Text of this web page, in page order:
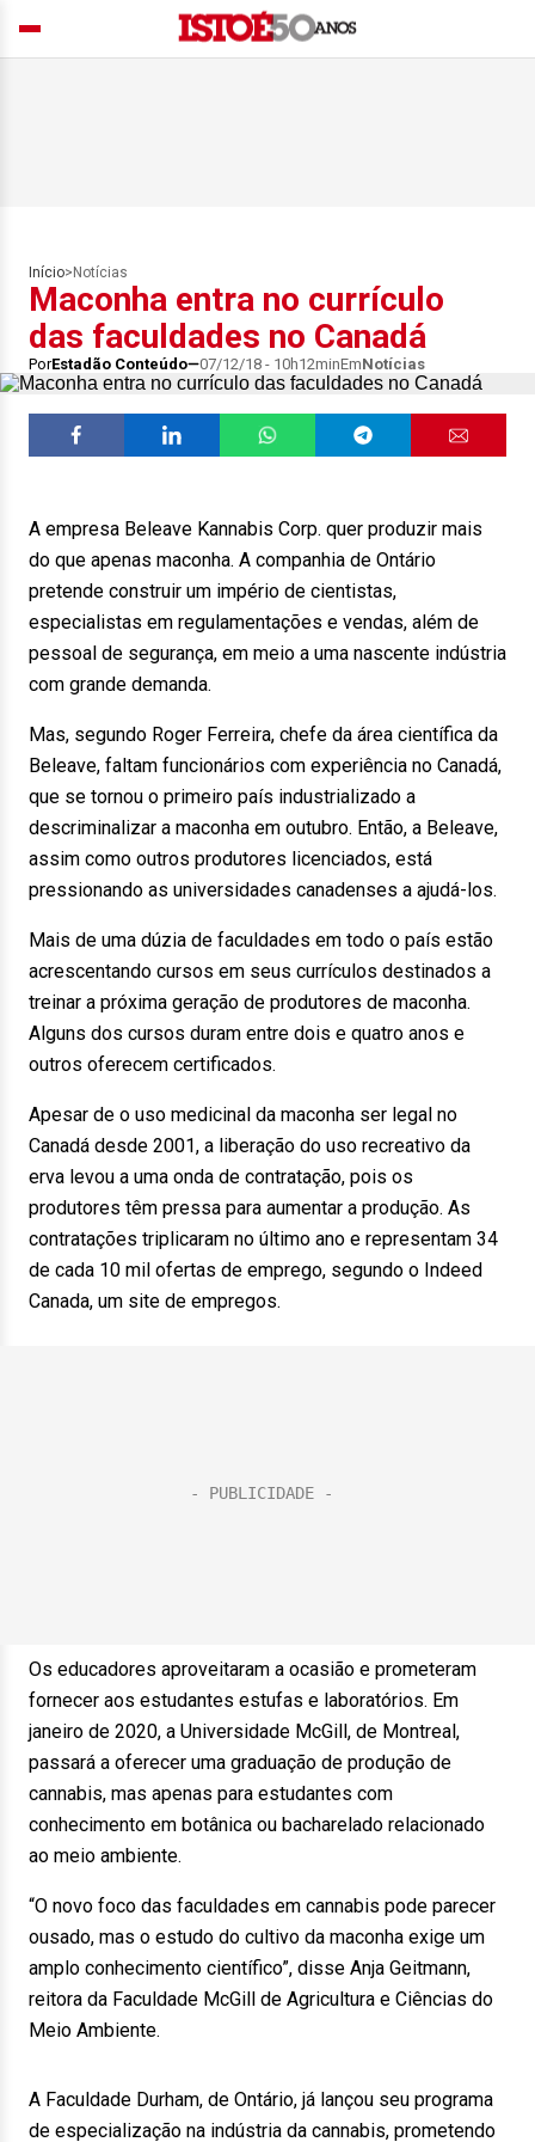
Início> Notícias
Maconha entra no currículo
das faculdades no Canadá
PorEstadão Conteúdo 07/12/18 - 10h12minEmNotícias
A empresa Beleave Kannabis Corp. quer produzir mais
do que apenas maconha. A companhia de Ontário
pretende construir um império de cientistas,
especialistas em regulamentações e vendas, além de
pessoal de segurança, em meio a uma nascente indústria
com grande demanda.
Mas, segundo Roger Ferreira, chefe da área científica da
Beleave, faltam funcionários com experiência no Canadá,
que se tornou o primeiro país industrializado a
descriminalizar a maconha em outubro. Então, a Beleave,
assim como outros produtores licenciados, está
pressionando as universidades canadenses a ajudá-los.
Mais de uma dúzia de faculdades em todo o país estão
acrescentando cursos em seus currículos destinados a
treinar a próxima geração de produtores de maconha.
Alguns dos cursos duram entre dois e quatro anos e
outros oferecem certificados.
Apesar de o uso medicinal da maconha ser legal no
Canadá desde 2001, a liberação do uso recreativo da
erva levou a uma onda de contratação, pois os
produtores têm pressa para aumentar a produção. As
contratações triplicaram no último ano e representam 34
de cada 10 mil ofertas de emprego, segundo o Indeed
Canada, um site de empregos.
Os educadores aproveitaram a ocasião e prometeram
fornecer aos estudantes estufas e laboratórios. Em
janeiro de 2020, a Universidade McGill, de Montreal,
passará a oferecer uma graduação de produção de
cannabis, mas apenas para estudantes com
conhecimento em botânica ou bacharelado relacionado
ao meio ambiente.
“O novo foco das faculdades em cannabis pode parecer
ousado, mas o estudo do cultivo da maconha exige um
amplo conhecimento científico”, disse Anja Geitmann,
reitora da Faculdade McGill de Agricultura e Ciências do
Meio Ambiente.
A Faculdade Durham, de Ontário, já lançou seu programa
de especialização na indústria da cannabis, prometendo